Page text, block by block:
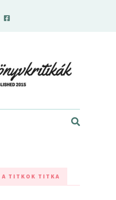
A TITKOK TITKA